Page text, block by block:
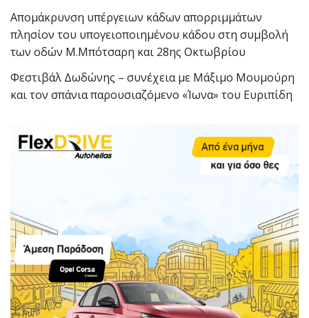
Απομάκρυνση υπέργειων κάδων απορριμμάτων
πλησίον του υπογειοποιημένου κάδου στη συμβολή
των οδών Μ.Μπότσαρη και 28ης Οκτωβρίου
Φεστιβάλ Δωδώνης – συνέχεια με Μάξιμο Μουμούρη
και τον σπάνια παρουσιαζόμενο «Ίωνα» του Ευριπίδη